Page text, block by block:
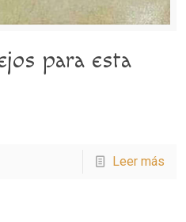
para esta
Leer más